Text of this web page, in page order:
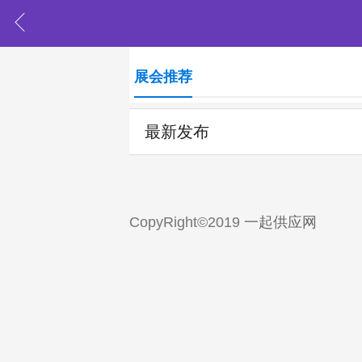
展会推荐
最新发布
CopyRight©2019 一起供应网